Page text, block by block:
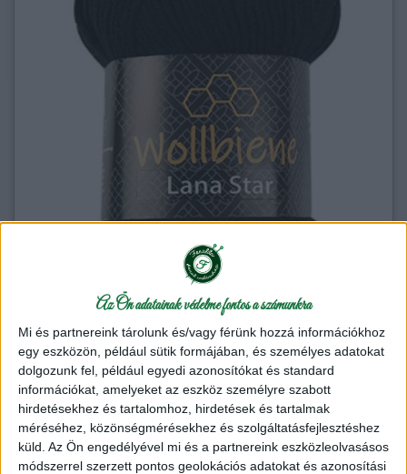
Az Ön adatainak védelme fontos a számunkra
Mi és partnereink tárolunk és/vagy férünk hozzá információkhoz
egy eszközön, például sütik formájában, és személyes adatokat
dolgozunk fel, például egyedi azonosítókat és standard
információkat, amelyeket az eszköz személyre szabott
hirdetésekhez és tartalomhoz, hirdetések és tartalmak
méréséhez, közönségmérésekhez és szolgáltatásfejlesztéshez
küld. Az Ön engedélyével mi és a partnereink eszközleolvasásos
módszerrel szerzett pontos geolokációs adatokat és azonosítási
Wollbiene Lana Star gyapjú kötőfonal - 08 - Fekete